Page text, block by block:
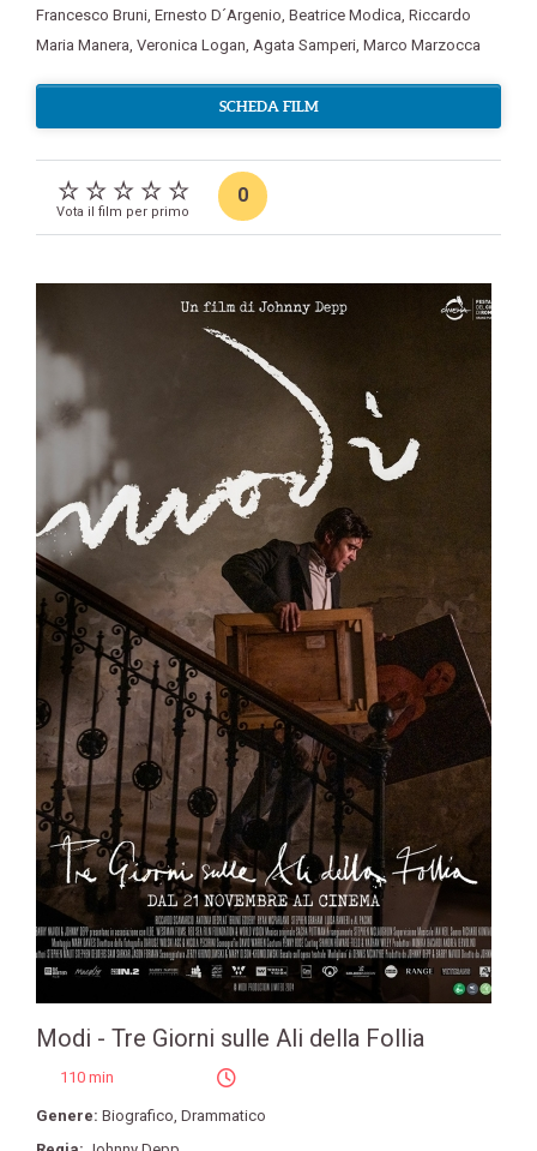
Francesco Bruni, Ernesto D´Argenio, Beatrice Modica, Riccardo
Maria Manera, Veronica Logan, Agata Samperi, Marco Marzocca
SCHEDA FILM
Vota il film per primo
0
Modi - Tre Giorni sulle Ali della Follia
110 min
Genere: Biografico Drammatico